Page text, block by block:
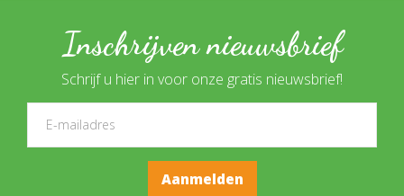
Inschrijven nieuwsbrief
Schrijf u hier in voor onze gratis nieuwsbrief!